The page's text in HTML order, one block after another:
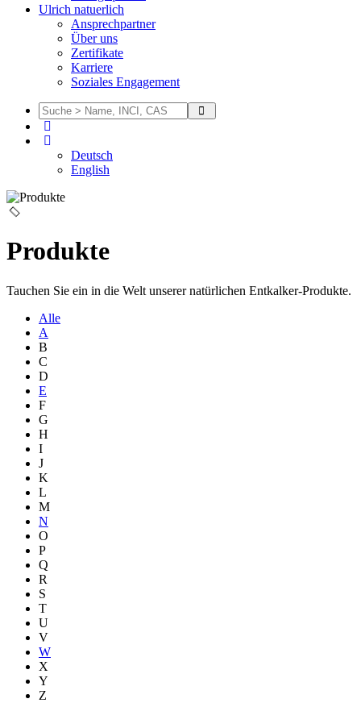
Ulrich natuerlich
Ansprechpartner
Über uns
Zertifikate
Karriere
Soziales Engagement
Deutsch
English
Produkte
Tauchen Sie ein in die Welt unserer natürlichen Entkalker-Produkte.
Alle
A
B
C
D
E
F
G
H
I
J
K
L
M
N
O
P
Q
R
S
T
U
V
W
X
Y
Z